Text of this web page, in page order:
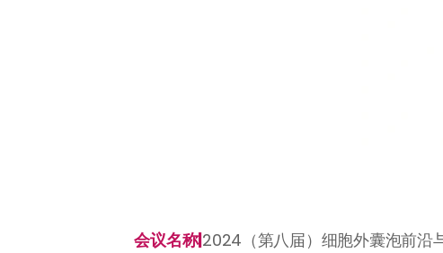
会议名称|2024（第八届）细胞外囊泡前沿